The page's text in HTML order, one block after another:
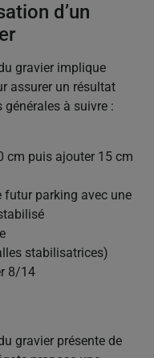
d’un
gravier implique
assurer un résultat
à suivre :
cm puis ajouter 15 cm
futur parking avec une
stabilisatrices)
8/14
gravier présente de